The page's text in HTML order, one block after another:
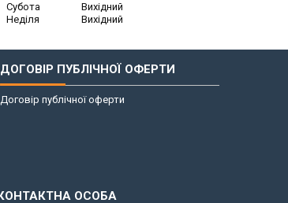
Субота
Вихідний
Неділя
Вихідний
ДОГОВІР ПУБЛІЧНОЇ ОФЕРТИ
Договір публічної оферти